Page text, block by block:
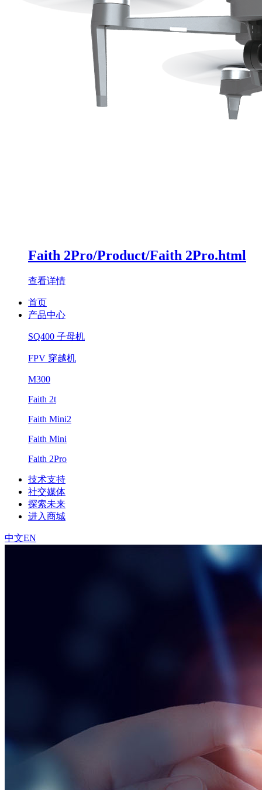
Faith 2Pro/Product/Faith 2Pro.html
查看详情
首页
产品中心
SQ400 子母机
FPV 穿越机
M300
Faith 2t
Faith Mini2
Faith Mini
Faith 2Pro
技术支持
社交媒体
探索未来
进入商城
中文EN